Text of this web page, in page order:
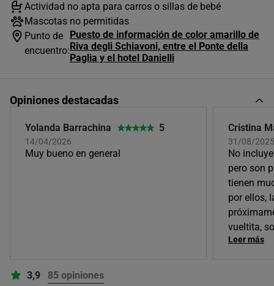
1
2
3
4 5 6 7 8
9
12 13 14 15
16
24
25 26 27
31
Horas disponibles (1)
Actividad no apta para carros o sillas de bebé
Mascotas no permitidas
Punto de
encuentro:
Puesto de información de color amarillo de
Riva degli Schiavoni, entre el Ponte della
Paglia y el hotel Danielli
Opiniones destacadas
Yolanda Barrachina
14/04/2026
5
Muy bueno en general
Cristina
31/08/2025
No
pero son
tienen
por ellos,
vueltita,
Leer más
3,9 85 opiniones